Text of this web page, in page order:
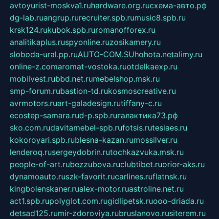
avtoyurist-moskva1.ruhardware.org.ruсхема-авто.рф
dg-lab.ruangrup.rurecruiter.spb.rumusic8.spb.ru
krsk124.rukubok.spb.ruromanofforex.ru
analitikaplus.ruspyonline.ruzosikamery.ru
sloboda-ural.pp.ruAUTO-COM.SUhohota.netalimy.ru
online-z.comaromat-vostoka.ruotdelkaexp.ru
mobilvest.rubbd.net.rumebelshop.msk.ru
smp-forum.rubastion-td.rukosmoscreative.ru
avrmotors.ruart-galadesign.rutiffany-c.ru
ecostep-samara.rud-p.spb.ruгалактика73.рф
sko.com.rudavitamebel-spb.rufotsis.rutesiaes.ru
kokoroyari.spb.rublesna-kazan.rumossilver.ru
lenderoq.rusergeydobrin.rutochkazvuka.msk.ru
people-of-art.rubezzubova.ruclubtibet.ruorior-aks.ru
dynamoauto.ruszk-favorit.rucarlines.ruflatnsk.ru
kingbolenskaner.rualex-motor.ruastroline.net.ru
act1.spb.rupolyglot.com.rugidlipetsk.ruooo-driada.ru
detsad125.rumir-zdoroviya.rubruslanovo.rusiterem.ru